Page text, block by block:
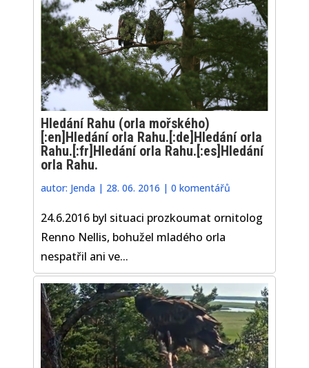
Hledání Rahu (orla mořského)
[:en]Hledání orla Rahu.[:de]Hledání orla
Rahu.[:fr]Hledání orla Rahu.[:es]Hledání
orla Rahu.
autor: Jenda | 28. 06. 2016 |0 komentářů
24.6.2016 byl situaci prozkoumat ornitolog
Renno Nellis, bohužel mladého orla
nespatřil ani ve...